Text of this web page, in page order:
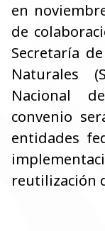
en
de
Secretaría
Naturales
Nacional
convenio
entidades
reutilización